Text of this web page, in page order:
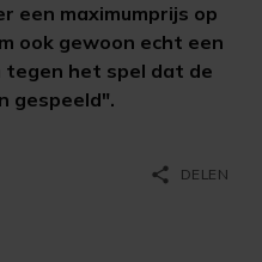
een maximumprijs op
ook gewoon echt een
het spel dat de
gespeeld".
share DELEN